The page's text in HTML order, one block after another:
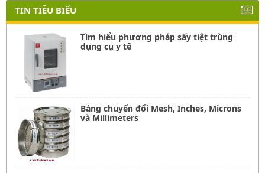
TIN TIÊU BIỂU
Tìm hiểu phương pháp sấy tiệt trùng
dụng cụ y tế
Bảng chuyển đổi Mesh, Inches, Microns
và Millimeters